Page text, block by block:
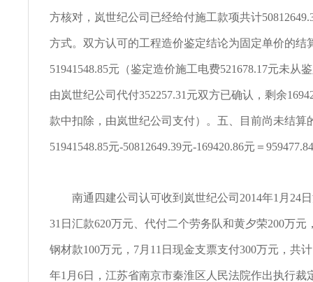
方核对，岚世纪公司已经给付施工款项共计
方式。双方认可的工程造价鉴定结论为固定单价的结
51941548.85元（鉴定造价施工电费521678.17元未从
由岚世纪公司代付352257.31元双方已确认，剩余
款中扣除，由岚世纪公司支付）。五、目前尚未结算
51941548.85元-50812649.39元-169420.86元＝
南通四建公司认可收到岚世纪公司2014年1月24日
31日汇款620万元、代付二个劳务队和黄夕荣200万元
钢材款100万元，7月11日现金支票支付300万元，共
年1月6日，江苏省南京市秦淮区人民法院作出执行裁